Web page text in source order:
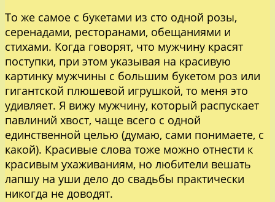
То же самое с букетами из сто одной розы,
серенадами, ресторанами, обещаниями и
стихами. Когда говорят, что мужчину красят
поступки, при этом указывая на красивую
картинку мужчины с большим букетом роз или
гигантской плюшевой игрушкой, то меня это
удивляет. Я вижу мужчину, который распускает
павлиний хвост, чаще всего с одной
единственной целью (думаю, сами понимаете, с
какой). Красивые слова тоже можно отнести к
красивым ухаживаниям, но любители вешать
лапшу на уши дело до свадьбы практически
никогда не доводят.